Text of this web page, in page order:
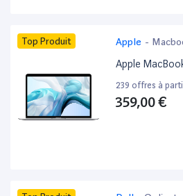
Top Produit Apple -
Apple
239 offres à
359,00 €